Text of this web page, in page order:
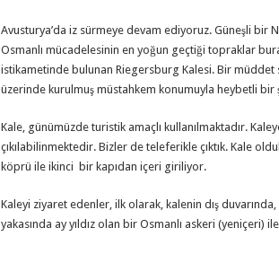
Avusturya’da iz sürmeye devam ediyoruz. Güneşli bir
Osmanlı mücadelesinin en yoğun geçtiği topraklar
istikametinde bulunan Riegersburg Kalesi. Bir
üzerinde kurulmuş müstahkem konumuyla heybetli
Kale, günümüzde turistik amaçlı kullanılmaktadır.
çıkılabilinmektedir. Bizler de teleferikle çıktık. Kale
köprü ile ikinci bir kapıdan içeri giriliyor.
Kaleyi ziyaret edenler, ilk olarak, kalenin dış
yakasında ay yıldız olan bir Osmanlı askeri (yeniçeri)